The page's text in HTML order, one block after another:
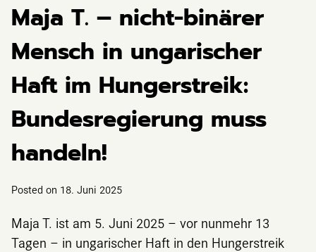
Maja T. – nicht-binärer
Mensch in ungarischer
Haft im Hungerstreik:
Bundesregierung muss
handeln!
Posted on 18. Juni 2025
Maja T. ist am 5. Juni 2025 – vor nunmehr 13
Tagen – in ungarischer Haft in den Hungerstreik